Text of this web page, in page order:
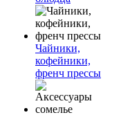
Чайники,
кофейники,
френч прессы